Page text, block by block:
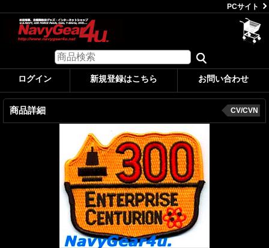
PCサイト
ログイン 新規登録はこちら お問い合わせ
商品詳細 CV/CVN